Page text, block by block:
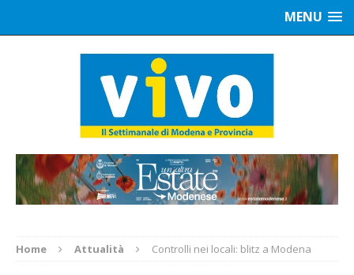
MENU
Home Attualità Controlli nei locali: blitz a Modena